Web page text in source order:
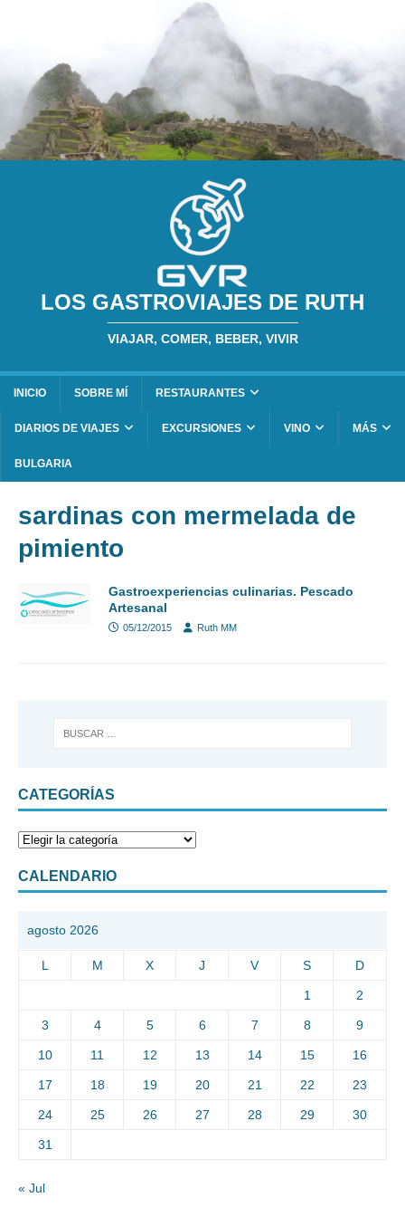
LOS GASTROVIAJES DE RUTH
VIAJAR, COMER, BEBER, VIVIR
INICIO SOBRE MÍ RESTAURANTES
DIARIOS DE VIAJES EXCURSIONES VINO MÁS
BULGARIA
sardinas con mermelada de
pimiento
Gastroexperiencias culinarias. Pescado
Artesanal
05/12/2015 Ruth MM
CATEGORÍAS
CALENDARIO
agosto 2026
L M X J V S D
1 2
3 4 5 6 7 8 9
10 11 12 13 14 15 16
17 18 19 20 21 22 23
24 25 26 27 28 29 30
31
« Jul